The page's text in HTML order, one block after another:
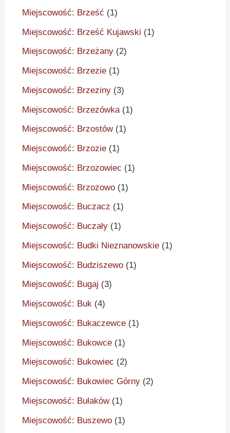
Miejscowość: Brześć (1)
Miejscowość: Brześć Kujawski (1)
Miejscowość: Brzeżany (2)
Miejscowość: Brzezie (1)
Miejscowość: Brzeziny (3)
Miejscowość: Brzezówka (1)
Miejscowość: Brzostów(1)
Miejscowość: Brzozie (1)
Miejscowość: Brzozowiec (1)
Miejscowość: Brzozowo (1)
Miejscowość: Buczacz (1)
Miejscowość: Buczały (1)
Miejscowość: Budki Nieznanowskie (1)
Miejscowość: Budziszewo (1)
Miejscowość: Bugaj (3)
Miejscowość: Buk (4)
Miejscowość: Bukaczewce (1)
Miejscowość: Bukowce (1)
Miejscowość: Bukowiec (2)
Miejscowość: Bukowiec Górny (2)
Miejscowość: Bułaków(1)
Miejscowość: Buszewo (1)